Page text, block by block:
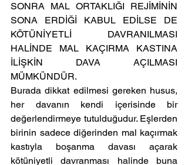
SONRA MAL ORTAKLIĞI REJİMİNİN
SONA ERDİĞİ KABUL EDİLSE DE
KÖTÜNİYETLİ DAVRANILMASI
HALİNDE MAL KAÇIRMA KASTINA
İLİŞKİN DAVA AÇILMASI
MÜMKÜNDÜR.
Burada dikkat edilmesi gereken husus,
her davanın kendi içerisinde bir
değerlendirmeye tutulduğudur. Eşlerden
birinin sadece diğerinden mal kaçırmak
kastıyla boşanma davası açarak
kötüniyetli davranması halinde buna